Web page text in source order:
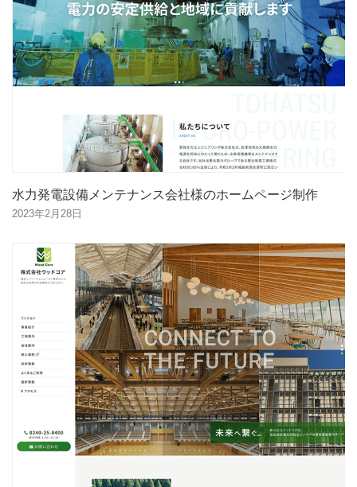
水力発電設備メンテナンス会社様のホームページ制作
2023年2月28日